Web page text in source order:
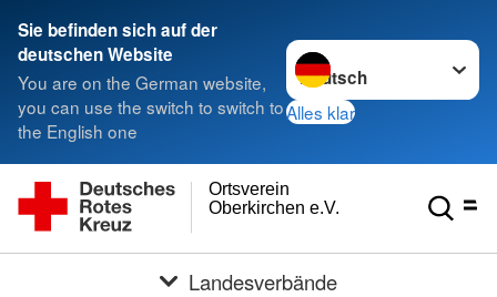
Sie befinden sich auf der
deutschen Website
You are on the German website,
you can use the switch to switch to
the English one
Sprache wechseln zu
Alles klar
Oberkirchen e.V.
Ortsverein
Landesverbände